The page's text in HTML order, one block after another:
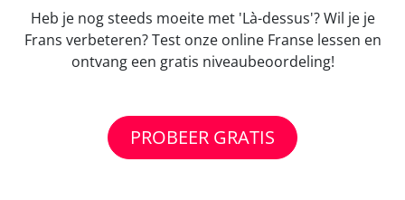
Heb je nog steeds moeite met 'Là-dessus'? Wil je je
Frans verbeteren? Test onze online Franse lessen en
ontvang een gratis niveaubeoordeling!
PROBEER GRATIS